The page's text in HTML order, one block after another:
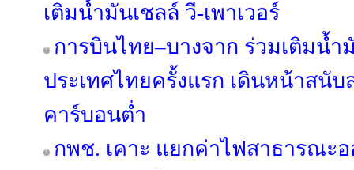
เติมน้ำมันเชลล์ วี-เพาเวอร์
การบินไทย–บางจาก ร่วมเติมน้ำ
ประเทศไทยครั้งแรก เดินหน้าสนั
คาร์บอนต่ำ
กพช. เคาะ แยกค่าไฟสาธารณะ